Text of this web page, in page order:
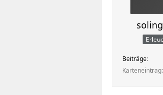
Beiträge
Karteneintrag